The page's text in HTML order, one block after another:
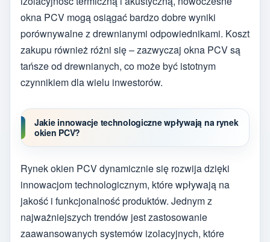
okna PCV mogą osiągać bardzo dobre wyniki
porównywalne z drewnianymi odpowiednikami. Koszt
zakupu również różni się – zazwyczaj okna PCV są
tańsze od drewnianych, co może być istotnym
czynnikiem dla wielu inwestorów.
Jakie innowacje technologiczne wpływają na rynek
okien PCV?
Rynek okien PCV dynamicznie się rozwija dzięki
innowacjom technologicznym, które wpływają na
jakość i funkcjonalność produktów. Jednym z
najważniejszych trendów jest zastosowanie
zaawansowanych systemów izolacyjnych, które